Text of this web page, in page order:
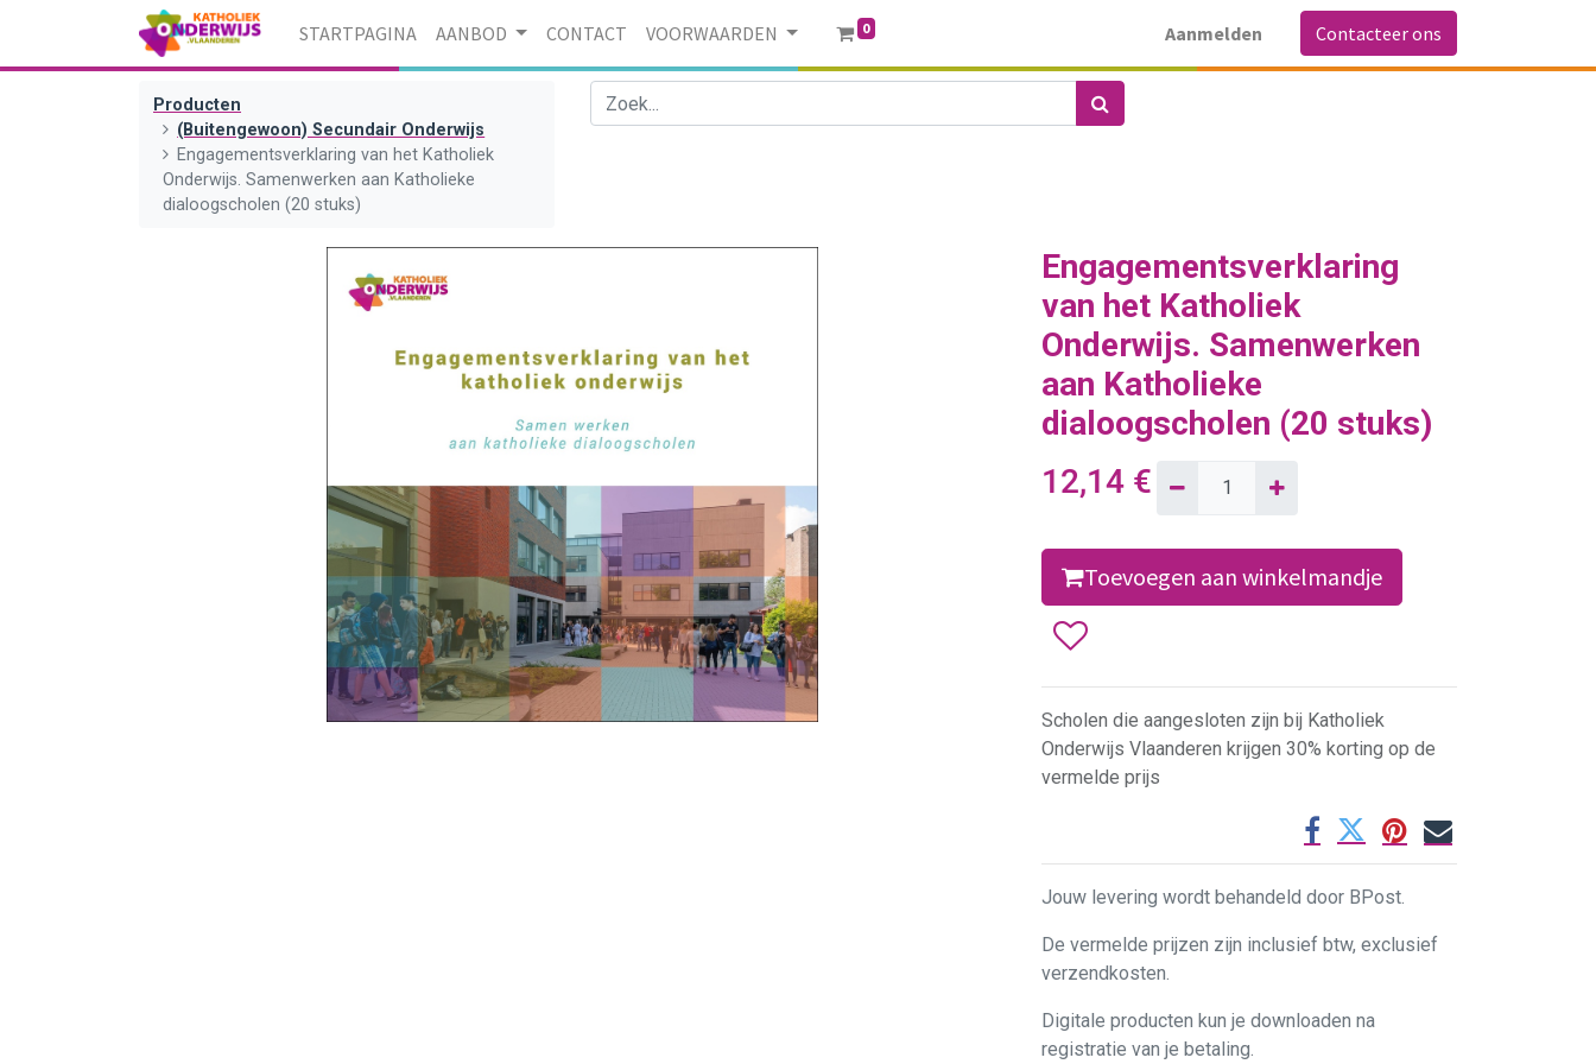
STARTPAGINA AANBOD CONTACT VOORWAARDEN 0 Aanmelden Contacteer ons
Producten
(Buitengewoon) Secundair Onderwijs
Engagementsverklaring van het Katholiek
Onderwijs. Samenwerken aan Katholieke
dialoogscholen (20 stuks)
Engagementsverklaring
van het Katholiek
Onderwijs. Samenwerken
aan Katholieke
dialoogscholen (20 stuks)
12,14 €
Toevoegen aan winkelmandje
Scholen die aangesloten zijn bij Katholiek
Onderwijs Vlaanderen krijgen 30% korting op de
vermelde prijs
Jouw levering wordt behandeld door BPost.
De vermelde prijzen zijn inclusief btw, exclusief
verzendkosten.
Digitale producten kun je downloaden na
registratie van je betaling.